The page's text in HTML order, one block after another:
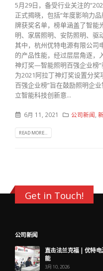
5月29日，备受行业关注的
正式揭晓，包括“年度影响力
牌获奖名单，榜单涵盖了智能
明、家居照明、安防照明、驱
其中，杭州优特电源有限公司
的产品性能，经过层层角逐，
神灯奖—智能照明百强企业榜
为2021阿拉丁神灯奖设置分
百强企业榜”旨在鼓励照明企
立智能科技创新意...
6月 11, 2021 公司新闻 ,
READ MORE...
Get in Touch!
公司新闻
直击法兰克福 | 优特
能
3月 10, 2026